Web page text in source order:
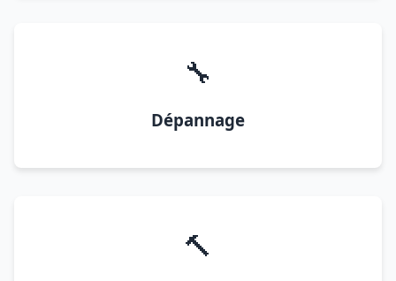
🔧
Dépannage
🔨